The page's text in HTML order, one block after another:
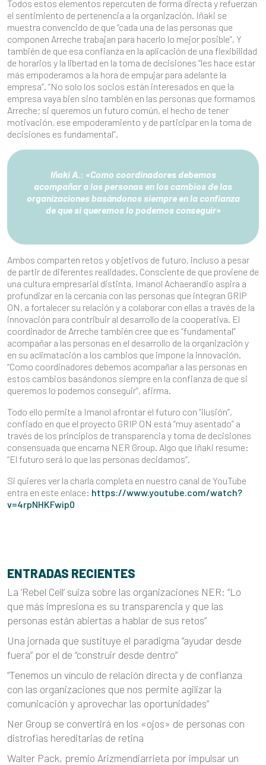
Todos estos elementos repercuten de forma directa y refuerzan
el sentimiento de pertenencia a la organización. Iñaki se
muestra convencido de que “cada una de las personas que
componen Arreche trabajan para hacerlo lo mejor posible”. Y
también de que esa confianza en la aplicación de una flexibilidad
de horarios y la libertad en la toma de decisiones “les hace estar
más empoderamos a la hora de empujar para adelante la
empresa”. “No solo los socios están interesados en que la
empresa vaya bien sino también en las personas que formamos
Arreche; si queremos un futuro común, el hecho de tener
motivación, ese empoderamiento y de participar en la toma de
decisiones es fundamental”.
Iñaki A.: «Como coordinadores debemos
acompañar a las personas en los cambios de las
organizaciones basándonos siempre en la confianza
de que si queremos lo podemos conseguir»
Ambos comparten retos y objetivos de futuro, incluso a pesar
de partir de diferentes realidades. Consciente de que proviene de
una cultura empresarial distinta, Imanol Achaerandio aspira a
profundizar en la cercanía con las personas que integran GRIP
ON, a fortalecer su relación y a colaborar con ellas a través de la
innovación para contribuir al desarrollo de la cooperativa. El
coordinador de Arreche también cree que es “fundamental”
acompañar a las personas en el desarrollo de la organización y
en su aclimatación a los cambios que impone la innovación.
“Como coordinadores debemos acompañar a las personas en
estos cambios basándonos siempre en la confianza de que si
queremos lo podemos conseguir”, afirma.
Todo ello permite a Imanol afrontar el futuro con “ilusión”,
confiado en que el proyecto GRIP ON está “muy asentado” a
través de los principios de transparencia y toma de decisiones
consensuada que encarna NER Group. Algo que Iñaki resume:
“El futuro será lo que las personas decidamos”.
Si quieres ver la charla completa en nuestro canal de YouTube
entra en este enlace: https://www.youtube.com/watch?
v=4rpNHKFwip0
ENTRADAS RECIENTES
La ‘Rebel Cell’ suiza sobre las organizaciones NER: “Lo
que más impresiona es su transparencia y que las
personas están abiertas a hablar de sus retos”
Una jornada que sustituye el paradigma “ayudar desde
fuera” por el de “construir desde dentro”
“Tenemos un vínculo de relación directa y de confianza
con las organizaciones que nos permite agilizar la
comunicación y aprovechar las oportunidades”
Ner Group se convertirá en los «ojos» de personas con
distrofias hereditarias de retina
Walter Pack, premio Arizmendiarrieta por impulsar un